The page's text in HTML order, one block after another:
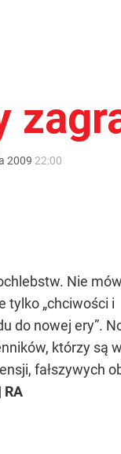
2009 22:00
Nie
tylko
do nowej ery”.
którzy są
fałszywych
RA